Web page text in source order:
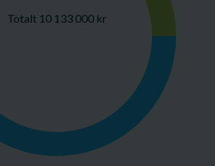
Totalt 10 133 000 kr